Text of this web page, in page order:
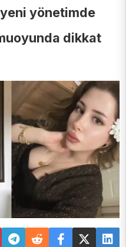
yönetimde
dikkat